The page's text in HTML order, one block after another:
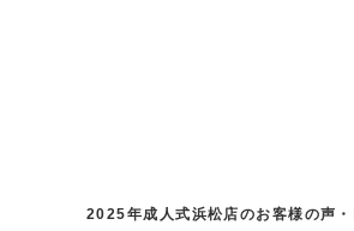
2025年成人式浜松店のお客様の声